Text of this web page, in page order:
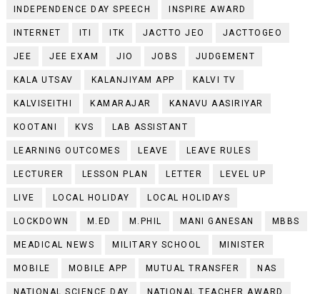
INDEPENDENCE DAY SPEECH INSPIRE AWARD
INTERNET ITI ITK JACTTO JEO JACTTOGEO
JEE JEE EXAM JIO JOBS JUDGEMENT
KALA UTSAV KALANJIYAM APP KALVI TV
KALVISEITHI KAMARAJAR KANAVU AASIRIYAR
KOOTANI KVS LAB ASSISTANT
LEARNING OUTCOMES LEAVE LEAVE RULES
LECTURER LESSON PLAN LETTER LEVEL UP
LIVE LOCAL HOLIDAY LOCAL HOLIDAYS
LOCKDOWN M.ED M.PHIL MANI GANESAN MBBS
MEADICAL NEWS MILITARY SCHOOL MINISTER
MOBILE MOBILE APP MUTUAL TRANSFER NAS
NATIONAL SCIENCE DAY NATIONAL TEACHER AWARD